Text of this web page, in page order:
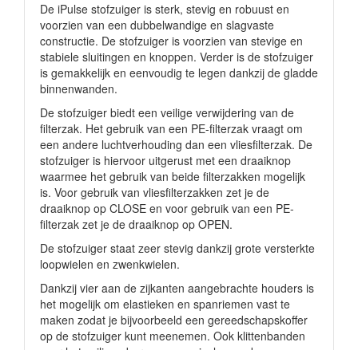
De iPulse stofzuiger is sterk, stevig en robuust en
voorzien van een dubbelwandige en slagvaste
constructie. De stofzuiger is voorzien van stevige en
stabiele sluitingen en knoppen. Verder is de stofzuiger
is gemakkelijk en eenvoudig te legen dankzij de gladde
binnenwanden.
De stofzuiger biedt een veilige verwijdering van de
filterzak. Het gebruik van een PE-filterzak vraagt om
een andere luchtverhouding dan een vliesfilterzak. De
stofzuiger is hiervoor uitgerust met een draaiknop
waarmee het gebruik van beide filterzakken mogelijk
is. Voor gebruik van vliesfilterzakken zet je de
draaiknop op CLOSE en voor gebruik van een PE-
filterzak zet je de draaiknop op OPEN.
De stofzuiger staat zeer stevig dankzij grote versterkte
loopwielen en zwenkwielen.
Dankzij vier aan de zijkanten aangebrachte houders is
het mogelijk om elastieken en spanriemen vast te
maken zodat je bijvoorbeeld een gereedschapskoffer
op de stofzuiger kunt meenemen. Ook klittenbanden